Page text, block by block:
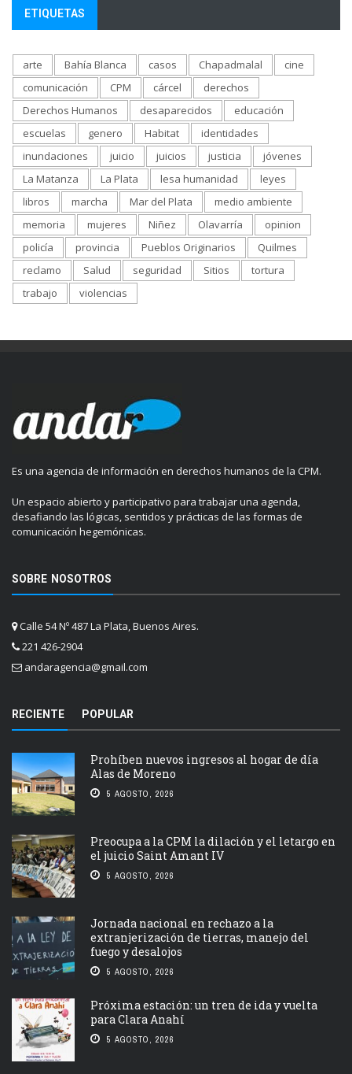
ETIQUETAS
arte Bahía Blanca casos Chapadmalal
cine
comunicación
CPM cárcel
derechos
Derechos Humanos
desaparecidos
educación
escuelas
genero Habitat
identidades
inundaciones
juicio juicios justicia
jóvenes
La Matanza
La Plata lesa humanidad
leyes
libros
marcha Mar del Plata
medio ambiente
memoria
mujeres Niñez Olavarría
opinion
policía
provincia Pueblos Originarios
Quilmes
reclamo
Salud seguridad Sitios
tortura
trabajo
violencias
Es una agencia de información en derechos humanos de la CPM.
Un espacio abierto y participativo para trabajar una agenda,
desafiando las lógicas, sentidos y prácticas de las formas de
comunicación hegemónicas.
SOBRE NOSOTROS
Calle 54 Nº 487 La Plata, Buenos Aires.
221 426-2904
andaragencia@gmail.com
RECIENTE POPULAR
Prohíben nuevos ingresos al hogar de día
Alas de Moreno
5 AGOSTO, 2026
Preocupa a la CPM la dilación y el letargo en
el juicio Saint Amant IV
5 AGOSTO, 2026
Jornada nacional en rechazo a la
extranjerización de tierras, manejo del
fuego y desalojos
5 AGOSTO, 2026
Próxima estación: un tren de ida y vuelta
para Clara Anahí
5 AGOSTO, 2026